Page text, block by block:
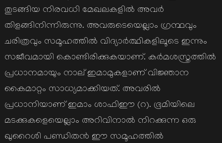
തുടങ്ങിയ നിരവധി മേഖലകളില്‍ അവര്‍
തിളങ്ങിനിന്നിരുന്നു. അവരുടെയെല്ലാം ഗ്രന്ഥവും
ചരിത്രവും സമൂഹത്തില്‍ വിദ്യാര്‍ത്ഥികളിലൂടെ ഇന്നും
സജീവമായി കൊണ്ടിരിക്കുകയാണ്. കര്‍മശസ്ത്രത്തില്‍
പ്രധാനമായും നാല് ഇമാമുകളാണ് വിജ്ഞാന
കൈമാറ്റം സാധ്യമാക്കിയത്. അവരില്‍
പ്രധാനിയാണ് ഇമാം ശാഫിഈ (റ). ഭൂമിയിലെ
മടക്കുകളെയെല്ലാം അറിവിനാല്‍ നിറക്കുന്ന ഒരു
ഖുറൈശി പണ്ഡിതന്‍ ഈ സമൂഹത്തില്‍